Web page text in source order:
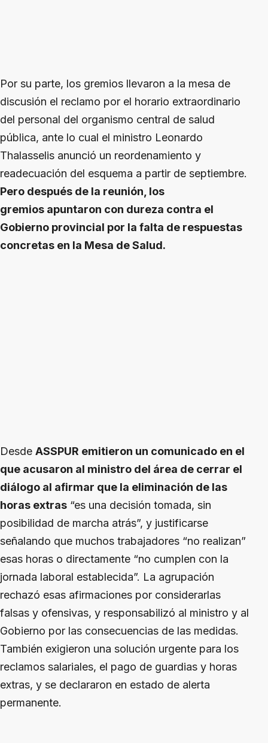
Por su parte, los gremios llevaron a la mesa de
discusión el reclamo por el horario extraordinario
del personal del organismo central de salud
pública, ante lo cual el ministro Leonardo
Thalasselis anunció un reordenamiento y
readecuación del esquema a partir de septiembre.
Pero después de la reunión, los
gremios apuntaron con dureza contra el
Gobierno provincial por la falta de respuestas
concretas en la Mesa de Salud.
Desde ASSPUR emitieron un comunicado en el
que acusaron al ministro del área de cerrar el
diálogo al afirmar que la eliminación de las
horas extras “es una decisión tomada, sin
posibilidad de marcha atrás”, y justificarse
señalando que muchos trabajadores “no realizan”
esas horas o directamente “no cumplen con la
jornada laboral establecida”. La agrupación
rechazó esas afirmaciones por considerarlas
falsas y ofensivas, y responsabilizó al ministro y al
Gobierno por las consecuencias de las medidas.
También exigieron una solución urgente para los
reclamos salariales, el pago de guardias y horas
extras, y se declararon en estado de alerta
permanente.